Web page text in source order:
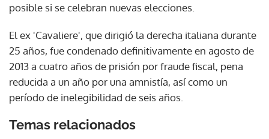
posible si se celebran nuevas elecciones.
El ex 'Cavaliere', que dirigió la derecha italiana durante
25 años, fue condenado definitivamente en agosto de
2013 a cuatro años de prisión por fraude fiscal, pena
reducida a un año por una amnistía, así como un
período de inelegibilidad de seis años.
Temas relacionados